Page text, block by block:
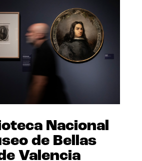
Nacional
de Bellas
Valencia